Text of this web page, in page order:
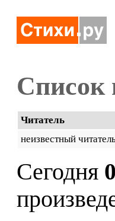
Список
Читатель
неизвестный
Сегодня 0